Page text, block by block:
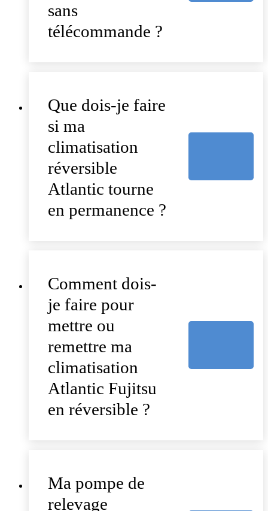
sans
télécommande ?
Que dois-je faire
si ma
climatisation
réversible
Atlantic tourne
en permanence ?
Comment dois-
je faire pour
mettre ou
remettre ma
climatisation
Atlantic Fujitsu
en réversible ?
Ma pompe de
relevage